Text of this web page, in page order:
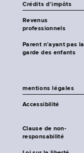
Crédits d’impôts
Revenus
professionnels
Parent n’ayant pas la
garde des enfants
mentions légales
Accessibilité
Clause de non-
responsabilité